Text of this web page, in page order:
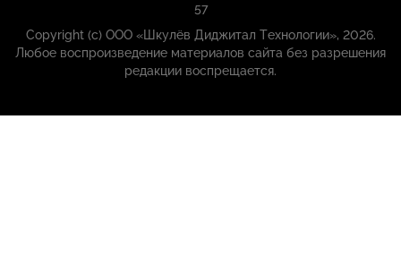
57
Copyright (с) ООО «Шкулёв Диджитал Технологии», 2026.
Любое воспроизведение материалов сайта без разрешения
редакции воспрещается.